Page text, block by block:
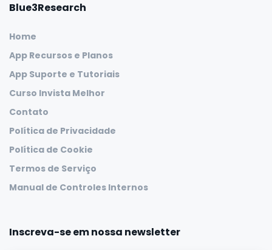
Blue3Research
Home
App Recursos e Planos
App Suporte e Tutoriais
Curso Invista Melhor
Contato
Política de Privacidade
Política de Cookie
Termos de Serviço
Manual de Controles Internos
Inscreva-se em nossa newsletter